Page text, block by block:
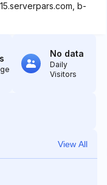
b-
No data
Daily
Visitors
View All